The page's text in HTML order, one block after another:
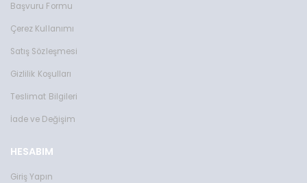
TT6018-2C101P
Başvuru Formu
Çerez Kullanımı
Satış Sözleşmesi
Gizlilik Koşulları
Teslimat Bilgileri
İade ve Değişim
HESABIM
Giriş Yapın